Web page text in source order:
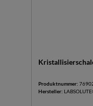
Produktnummer:
Hersteller: